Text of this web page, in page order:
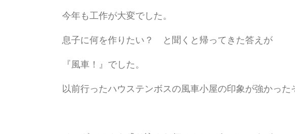
今年も工作が大変でした。
息子に何を作りたい？ と聞くと帰ってきた答えが
『風車！』でした。
以前行ったハウステンボスの風車小屋の印象が強かった